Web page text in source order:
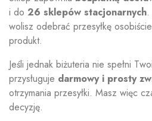
i do 26 sklepów stacjonarnych
wolisz odebrać przesyłkę
produkt.
Jeśli jednak biżuteria nie spełni
przysługuje darmowy i prosty
otrzymania przesyłki. Masz więc
decyzję.